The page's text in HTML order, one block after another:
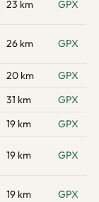
23 km GPX
26 km GPX
20 km
GPX
31 km
GPX
19 km
GPX
19 km GPX
19 km GPX